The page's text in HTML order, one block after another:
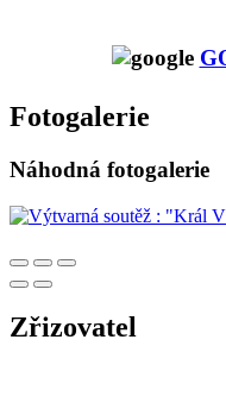
Fotogalerie
Náhodná fotogalerie
Zřizovatel